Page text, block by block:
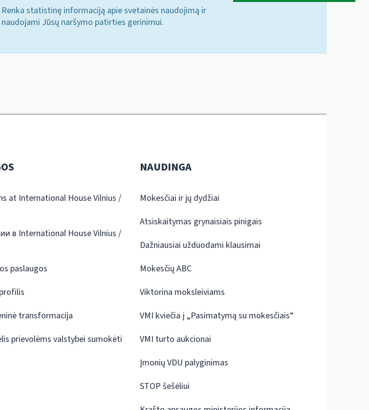
Renka statistinę informaciją apie svetainės naudojimą ir
naudojami Jūsų naršymo patirties gerinimui.
at International House Vilnius /
в International House Vilnius /
paslaugos
transformacija
prievolėms valstybei sumokėti
NAUDINGA
Mokesčiai ir jų dydžiai
Atsiskaitymas grynaisiais pinigais
Dažniausiai užduodami klausimai
Mokesčių ABC
Viktorina moksleiviams
VMI kviečia į „Pasimatymą su mokesčiais“
VMI turto aukcionai
Įmonių VDU palyginimas
STOP šešėliui